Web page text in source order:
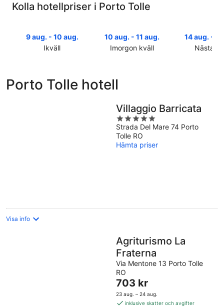
Kolla hotellpriser i Porto Tolle
9 aug. - 10 aug.
Ikväll
Porto
10 aug. - 11 aug.
Imorgon kväll
Porto
imorgon
natt,
aug.
14 aug. -
Nästa
inför
helg,
Porto Tolle hotell
Villaggio Barricata
5
out
of
5
Strada Del Mare 74 Porto
Tolle RO
Hämta priser
Visa info
Agriturismo La
Fraterna
Via Mentone 13 Porto Tolle
RO
Priset
är
703 kr
703 kr
23 aug. – 24 aug.
inklusive skatter och avgifter